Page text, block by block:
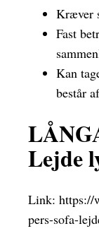
Kræver
Fast
Kan
består
Lejde
Link: https://
pers-sofa-